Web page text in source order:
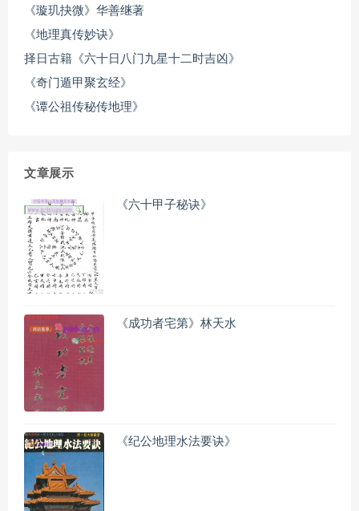
《璇玑抉微》华善继著
《地理真传妙诀》
择日古籍《六十日八门九星十二时吉凶》
《奇门遁甲聚玄经》
《谭公祖传秘传地理》
文章展示
《六十甲子秘诀》
《成功者宅第》林天水
《纪公地理水法要诀》